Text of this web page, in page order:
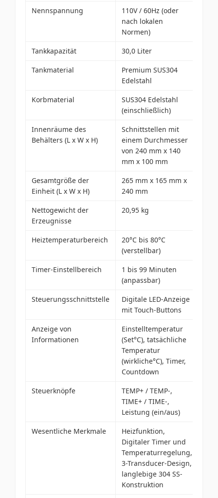
Nennspannung
110V / 60Hz (oder
nach lokalen
Normen)
Tankkapazität 30,0 Liter
Tankmaterial
Premium SUS304
Edelstahl
Korbmaterial
SUS304 Edelstahl
(einschließlich)
Innenräume des
Behälters (L x W x H)
Schnittstellen mit
einem Durchmesser
von 240 mm x 140
mm x 100 mm
Gesamtgröße der
Einheit (L x W x H)
265 mm x 165 mm x
240 mm
Nettogewicht der
Erzeugnisse
20,95 kg
Heiztemperaturbereich
20°C bis 80°C
(verstellbar)
Timer-Einstellbereich
1 bis 99 Minuten
(anpassbar)
Steuerungsschnittstelle
Digitale LED-Anzeige
mit Touch-Buttons
Anzeige von
Informationen
Einstelltemperatur
(Set°C), tatsächliche
Temperatur
(wirkliche°C), Timer,
Countdown
Steuerknöpfe
TEMP+ / TEMP-,
TIME+ / TIME-,
Leistung (ein/aus)
Wesentliche Merkmale
Heizfunktion,
Digitaler Timer und
Temperaturregelung,
3-Transducer-Design,
langlebige 304 SS-
Konstruktion